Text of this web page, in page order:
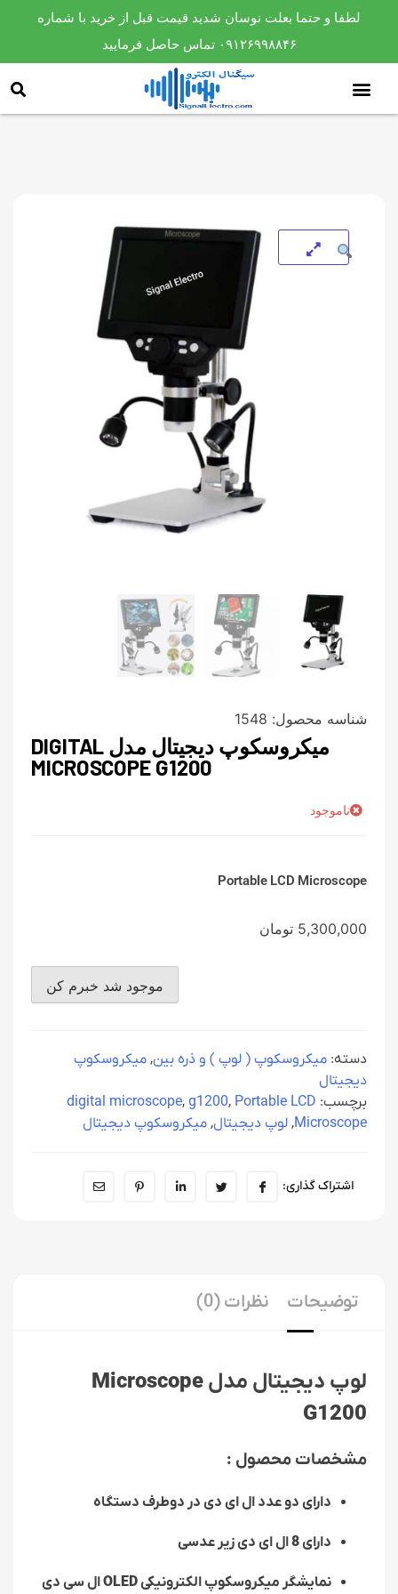
لطفا و حتما بعلت نوسان شدید قیمت قبل از خرید با شماره
۰۹۱۲۶۹۹۸۸۴۶ تماس حاصل فرمایید
شناسه محصول: 1548
میکروسکوپ دیجیتال مدل DIGITAL
MICROSCOPE G1200
ناموجود
Portable LCD Microscope
5,300,000 تومان
دسته: میکروسکوپ ( لوپ ) و ذره بین, میکروسکوپ
دیجیتال
برچسب:
digital microscope, g1200, Portable LCD
Microscope
, لوپ دیجیتال, میکروسکوپ دیجیتال
اشتراک گذاری:
توضیحات نظرات (0)
لوپ دیجیتال مدلMicroscope
G1200
مشخصات محصول :
دارای دو عدد ال ای دی در دوطرف دستگاه
دارای8ال ای دی زیر عدسی
نمایشگر میکروسکوپ الکترونیکیOLEDال سی دی